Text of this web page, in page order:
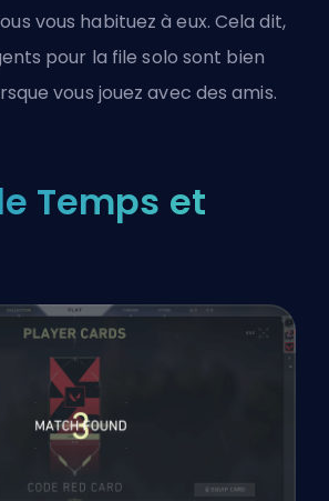
vous habituez à eux. Cela dit,
pour la file solo sont bien
vous jouez avec des amis.
Temps et